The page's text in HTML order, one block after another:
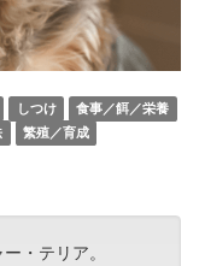
しつけ
食事／餌／栄養
繁殖／育成
・テリア。